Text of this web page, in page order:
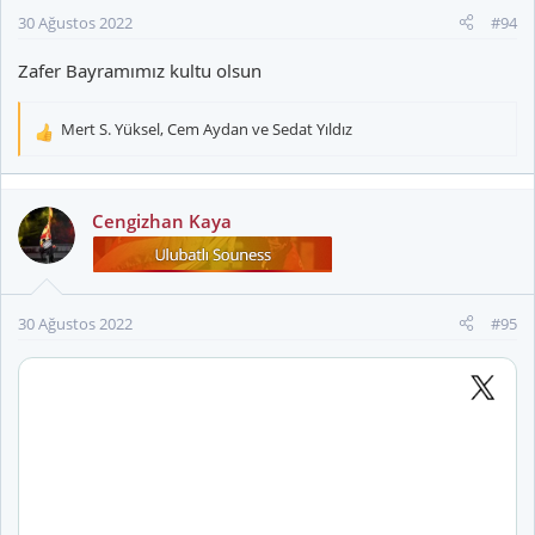
:
30 Ağustos 2022 #94
Zafer Bayramımız kultu olsun
T
k
i
l
:
Mert S. Yüksel,Cem Aydan veSedat Yıldız
Cengizhan Kaya
30 Ağustos 2022 #95